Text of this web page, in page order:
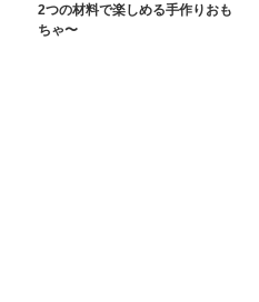
2つの材料で楽しめる手作りおも
ちゃ〜